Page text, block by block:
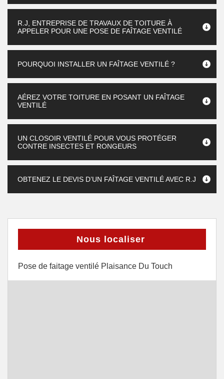
R.J, ENTREPRISE DE TRAVAUX DE TOITURE À
APPELER POUR UNE POSE DE FAÎTAGE VENTILÉ
POURQUOI INSTALLER UN FAÎTAGE VENTILÉ ?
AÉREZ VOTRE TOITURE EN POSANT UN FAÎTAGE
VENTILÉ
UN CLOSOIR VENTILÉ POUR VOUS PROTÉGER
CONTRE INSECTES ET RONGEURS
OBTENEZ LE DEVIS D’UN FAÎTAGE VENTILÉ AVEC R.J
Nous localiser
Pose de faitage ventilé Plaisance Du Touch